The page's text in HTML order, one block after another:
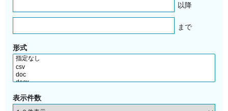
以降
まで
形式
表示件数